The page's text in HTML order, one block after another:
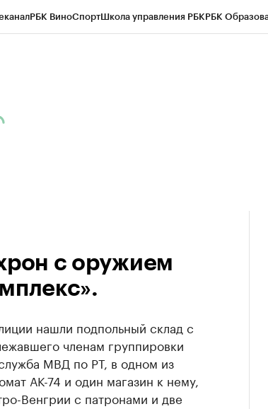
РБК ВиноСпортШкола управления РБКРБК
с оружием
нашли подпольный склад с
членам группировки
МВД по РТ, в одном из
АК-74 и один магазин к нему,
Венгрии с патронами и две